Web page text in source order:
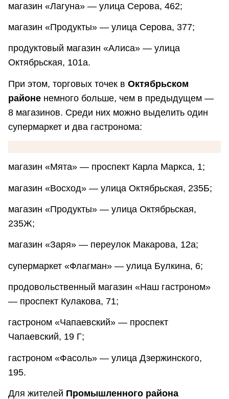
магазин «Лагуна» — улица Серова, 462;
магазин «Продукты» — улица Серова, 377;
продуктовый магазин «Алиса» — улица
Октябрьская, 101а.
При этом, торговых точек в Октябрьском
районе немного больше, чем в предыдущем —
8 магазинов. Среди них можно выделить один
супермаркет и два гастронома:
магазин «Мята» — проспект Карла Маркса, 1;
магазин «Восход» — улица Октябрьская, 235Б;
магазин «Продукты» — улица Октябрьская,
235Ж;
магазин «Заря» — переулок Макарова, 12а;
супермаркет «Флагман» — улица Булкина, 6;
продовольственный магазин «Наш гастроном»
— проспект Кулакова, 71;
гастроном «Чапаевский» — проспект
Чапаевский, 19 Г;
гастроном «Фасоль» — улица Дзержинского,
195.
Для жителей Промышленного района